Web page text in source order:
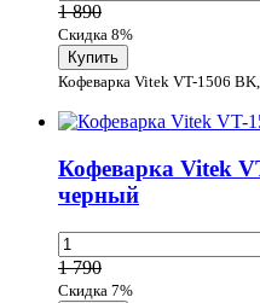
1 890
Скидка 8%
Кофеварка Vitek VT-1506
Кофеварка Vitek
черный
1 790
Скидка 7%